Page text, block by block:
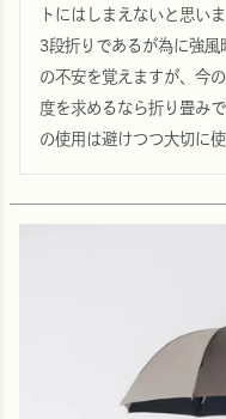
トにはしまえないと思いま
3段折りであるが為に強
の不安を覚えますが、今
度を求めるなら折り畳み
の使用は避けつつ大切に